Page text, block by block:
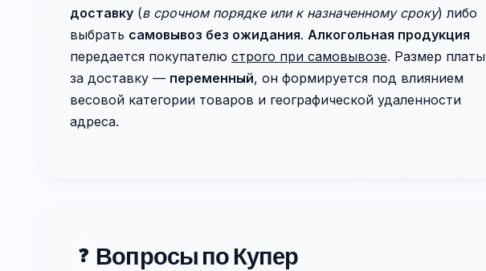
доставку (в срочном порядке или к назначенному сроку) либо
выбрать самовывоз без ожидания. Алкогольная продукция
передается покупателю строго при самовывозе. Размер платы
за доставку — переменный, он формируется под влиянием
весовой категории товаров и географической удаленности
адреса.
❓ Вопросы по Купер